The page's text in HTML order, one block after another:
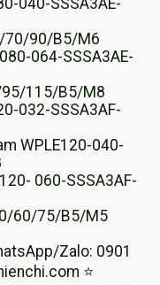
70/90/B5/M6
064-SSSA3AE-
95/115/B5/M8
032-SSSA3AF-
WPLE120-040-
060-SSSA3AF-
60/75/B5/M5
Zalo: 0901
⭐